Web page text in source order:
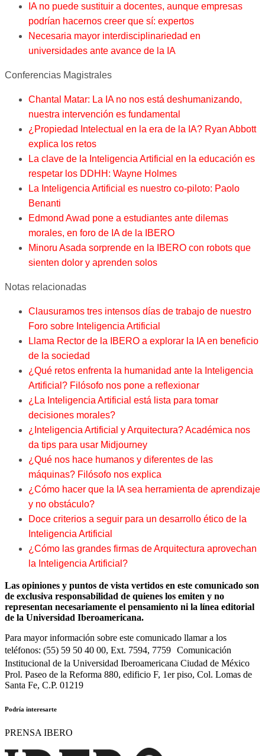
IA no puede sustituir a docentes, aunque empresas
podrían hacernos creer que sí: expertos
Necesaria mayor interdisciplinariedad en
universidades ante avance de la IA
Conferencias Magistrales
Chantal Matar: La IA no nos está deshumanizando,
nuestra intervención es fundamental
¿Propiedad Intelectual en la era de la IA? Ryan Abbott
explica los retos
La clave de la Inteligencia Artificial en la educación es
respetar los DDHH: Wayne Holmes
La Inteligencia Artificial es nuestro co-piloto: Paolo
Benanti
Edmond Awad pone a estudiantes ante dilemas
morales, en foro de IA de la IBERO
Minoru Asada sorprende en la IBERO con robots que
sienten dolor y aprenden solos
Notas relacionadas
Clausuramos tres intensos días de trabajo de nuestro
Foro sobre Inteligencia Artificial
Llama Rector de la IBERO a explorar la IA en beneficio
de la sociedad
¿Qué retos enfrenta la humanidad ante la Inteligencia
Artificial? Filósofo nos pone a reflexionar
¿La Inteligencia Artificial está lista para tomar
decisiones morales?
¿Inteligencia Artificial y Arquitectura? Académica nos
da tips para usar Midjourney
¿Qué nos hace humanos y diferentes de las
máquinas? Filósofo nos explica
¿Cómo hacer que la IA sea herramienta de aprendizaje
y no obstáculo?
Doce criterios a seguir para un desarrollo ético de la
Inteligencia Artificial
¿Cómo las grandes firmas de Arquitectura aprovechan
la Inteligencia Artificial?
Las opiniones y puntos de vista vertidos en este comunicado son
de exclusiva responsabilidad de quienes los emiten y no
representan necesariamente el pensamiento ni la línea editorial
de la Universidad Iberoamericana.
Para mayor información sobre este comunicado llamar a los
teléfonos: (55) 59 50 40 00, Ext. 7594, 7759 Comunicación
Institucional de la Universidad Iberoamericana Ciudad de México
Prol. Paseo de la Reforma 880, edificio F, 1er piso, Col. Lomas de
Santa Fe, C.P. 01219
Podría interesarte
PRENSA IBERO